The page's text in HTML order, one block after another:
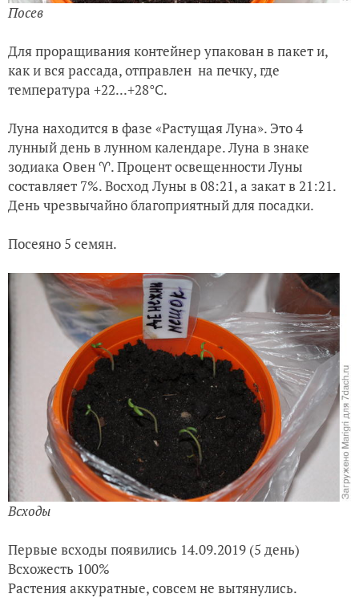
Посев
Для проращивания контейнер упакован в пакет и,
как и вся рассада, отправлен на печку, где
температура +22...+28°С.
Луна находится в фазе «Растущая Луна». Это4
лунный день в лунном календаре. Луна в знаке
зодиака Овен ♈.Процент освещенностиЛуны
составляет 7%.ВосходЛуны в 08:21, а закатв 21:21.
День чрезвычайно благоприятный для посадки.
Посеяно 5 семян.
Всходы
Первые всходы появились 14.09.2019 (5 день)
Всхожесть 100%
Растения аккуратные, совсем не вытянулись.